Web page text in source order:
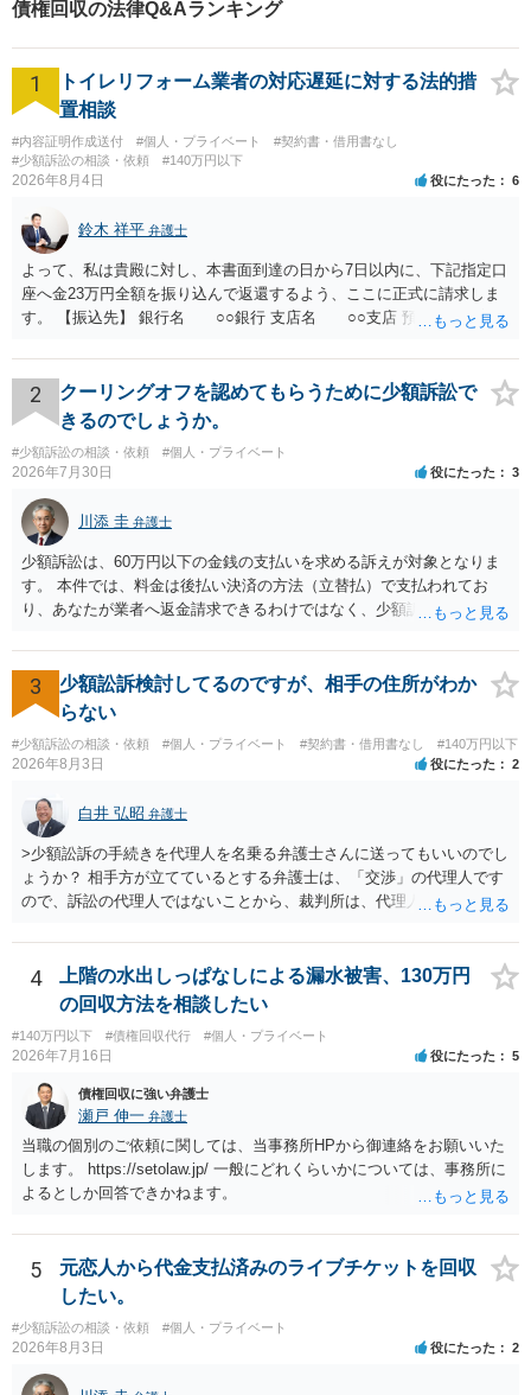
の売掛金債権分の仮差押さえを行いました。 B社の代表者は、仮差押さえに
れる予定の金額が数千万円あることや、その支払日など、重要な情報を把握
できていたことが、A社の勝因でした。 このような場合には、仮差押さえに
より、訴訟よりも格段スピーディに債権を回収できる場合があります。 ぜひ
ご相談ください。
債権回収の法律Q&Aランキング
1
トイレリフォーム業者の対応遅延に対する法的措
置相談
#内容証明作成送付 #個人・プライベート
#契約書・借用書なし
#少額訴訟の相談・依頼
#140万円以下
2026年8月4日 役にたった 6
鈴木 祥平 弁護士
よって、私は貴殿に対し、本書面到達の日から7日以内に、下記指定口
座へ金23万円全額を振り込んで返還するよう、ここに正式に請求しま
す。 【振込先】 銀行名 ○○銀行 支店名 ○○支店 預金種別 普通
されない場合には、貴殿には任意に返金する意思がないものと判断
し、やむを得ず、返還金23万円及びこれに対する遅延損害金の支払い
を求める民事訴訟、支払督促その他必要な法的手続を直ちに講じま
す。 その際には、訴訟に要する費用その他法令上認められる金員につ
いても併せて請求する予定ですので、あらかじめ申し添えます。 本件
は、貴殿自らが契約を解約したことによって生じた返還義務の履行を
求めるものにすぎません。貴殿の仕入先との取引関係や返金時期など
の内部事情は、私に対する返還義務の発生や履行時期には何ら影響を
及ぼすものではありません。 これ以上、本件の解決を不必要に遅延さ
せることなく、誠意をもって速やかに返金手続を履行されるよう、強
く求めます。 以上
2
クーリングオフを認めてもらうために少額訴訟で
きるのでしょうか。
#少額訴訟の相談・依頼 #個人・プライベート
2026年7月30日 役にたった 3
川添 圭 弁護士
少額訴訟は、60万円以下の金銭の支払いを求める訴えが対象となりま
す。 本件では、料金は後払い決済の方法（立替払）で支払われてお
り、あなたが業者へ返金請求できるわけではなく、少額訴訟は使えな
在確認請求訴訟を提起することも考えられますが、まずは後払い決済
業者へ（原契約のクーリング・オフの証拠の写しとともに）支払拒絶
の通知書を送り、もし訴訟や支払督促を行ってきた場合には全面的に
争う、というやり方がベターではないかと思います。弁護士会の相談
センター等で、消費者問題に強い弁護士（消費者保護委員会に所属し
ているなど）へ相談されることをお勧めします。
3
少額訟訴検討してるのですが、相手の住所がわか
らない
#少額訴訟の相談・依頼 #個人・プライベート #契約書・借用書なし #140万円以下
2026年8月3日 役にたった 2
白井 弘昭 弁護士
>少額訟訴の手続きを代理人を名乗る弁護士さんに送ってもいいのでし
ょうか？ 相手方が立てているとする弁護士は、「交渉」の代理人です
ので、訴訟の代理人ではないことから、裁判所は、代理人宛ての訴状
ている場合は、相手方（被告）の住所で訴状を作成提出し、裁判所に
代理人が就いていたことを知らせると（訴状の記載内容から明らかな
場合も）、裁判所が当該代理人弁護士に事前連絡し、引き続き訴訟も
受任するかを聞いたうえで、受任の意志が明らかになったところで、
直接被告に送達するのではなく、代理人に訴状の受領を促すこともあ
ります。 ラインのやり取りでしか証拠がないと、実際の本人性が明ら
かではありません。もちろん弁護士（２０万円の請求で代理人弁護士
に委任するかも疑わしいのですが）も住所は明らかにしないでしょ
う。 何か本人を示す事実（振込先などの情報）から、相手の住所等の
情報を割り出していくしかないように思えます。 以上、ご参考まで。
4
上階の水出しっぱなしによる漏水被害、130万円
の回収方法を相談したい
#140万円以下 #債権回収代行 #個人・プライベート
2026年7月16日 役にたった 5
債権回収に強い弁護士
瀬戸 伸一 弁護士
当職の個別のご依頼に関しては、当事務所HPから御連絡をお願いいた
します。 https://setolaw.jp/ 一般にどれくらいかについては、事務所に
よるとしか回答できかねます。
5
元恋人から代金支払済みのライブチケットを回収
したい。
#少額訴訟の相談・依頼 #個人・プライベート
2026年8月3日 役にたった 2